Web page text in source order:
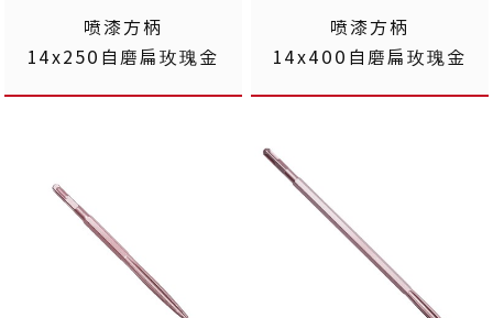
喷漆方柄
14x250自磨扁玫瑰金
喷漆方柄
14x400自磨扁玫瑰金